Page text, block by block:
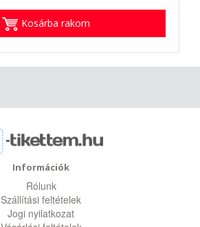
Kosárba rakom
Információk
Rólunk
Szállítási feltételek
Jogi nyilatkozat